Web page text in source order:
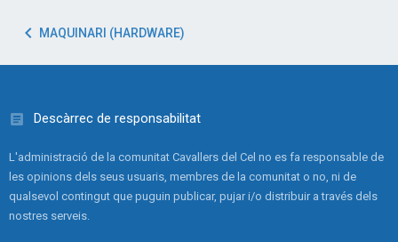
MAQUINARI (HARDWARE)
Descàrrec de responsabilitat
L'administració de la comunitat Cavallers del Cel no es fa responsable de
les opinions dels seus usuaris, membres de la comunitat o no, ni de
qualsevol contingut que puguin publicar, pujar i/o distribuir a través dels
nostres serveis.